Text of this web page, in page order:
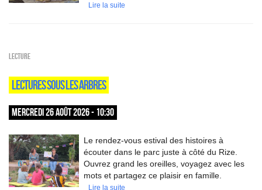
Lire la suite
Lecture
LECTURES SOUS LES ARBRES
MERCREDI 26 AOÛT 2026 - 10:30
Le rendez-vous estival des histoires à
écouter dans le parc juste à côté du Rize.
Ouvrez grand les oreilles, voyagez avec les
mots et partagez ce plaisir en famille.
Lire la suite